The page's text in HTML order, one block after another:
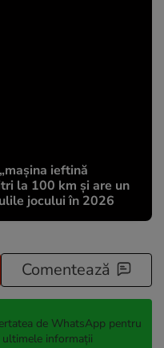
ieftină
la 100 km și are un
jocului în 2026
Comentează
de WhatsApp pentru
informații